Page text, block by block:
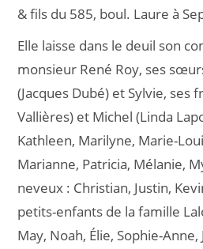
& fils du 585, boul. Laure à
Elle laisse dans le deuil son
monsieur René Roy, ses
(Jacques Dubé) et Sylvie, ses
Vallières) et Michel (Linda
Kathleen, Marilyne, Marie-
Marianne, Patricia, Mélanie,
neveux : Christian, Justin,
petits-enfants de la famille
May, Noah, Élie, Sophie-Anne,